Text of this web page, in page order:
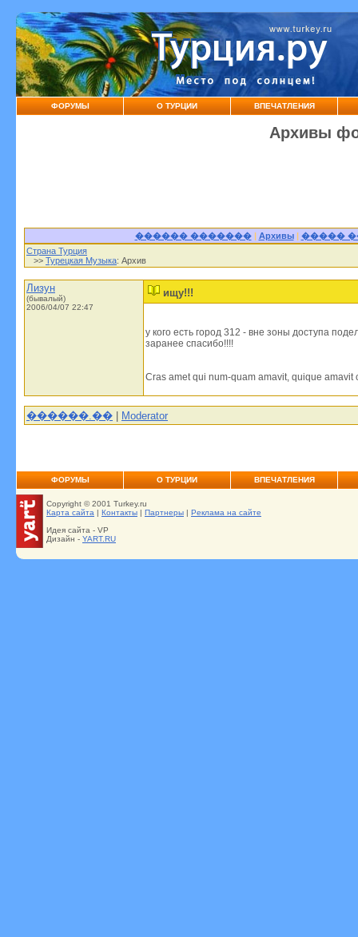
ФОРУМЫ О ТУРЦИИ ВПЕЧАТЛЕНИЯ
Архивы
������ �������| Архивы| �����
Страна Турция
>> Турецкая Музыка: Архив
Лизун
(бывалый)
2006/04/07 22:47
ищу!!!
у кого есть город 312 - вне зоны доступа
заранее спасибо!!!!
Cras amet qui num-quam amavit, quique amavit
������.�� | Moderator
ФОРУМЫ О ТУРЦИИ ВПЕЧАТЛЕНИЯ
Copyright © 2001 Turkey.ru
Карта сайта | Контакты | Партнеры | Реклама на сайте
Идея сайта - VP
Дизайн - YART.RU